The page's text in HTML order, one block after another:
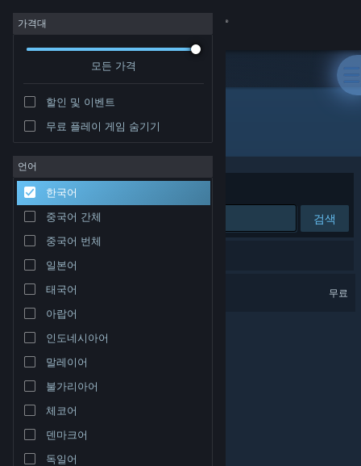
로그인
커뮤니티
정보
지원
언어 변경
Steam 모바일 앱 다운로드
PC 웹사이트 보기
가격대
모든 가격
할인 및 이벤트
무료 플레이 게임 숨기기
언어
한국어
중국어 간체
중국어 번체
일본어
태국어
아랍어
인도네시아어
말레이어
불가리아어
체코어
덴마크어
독일어
개발자: Lee Jooin
정렬 기준 연관성
검색
무료